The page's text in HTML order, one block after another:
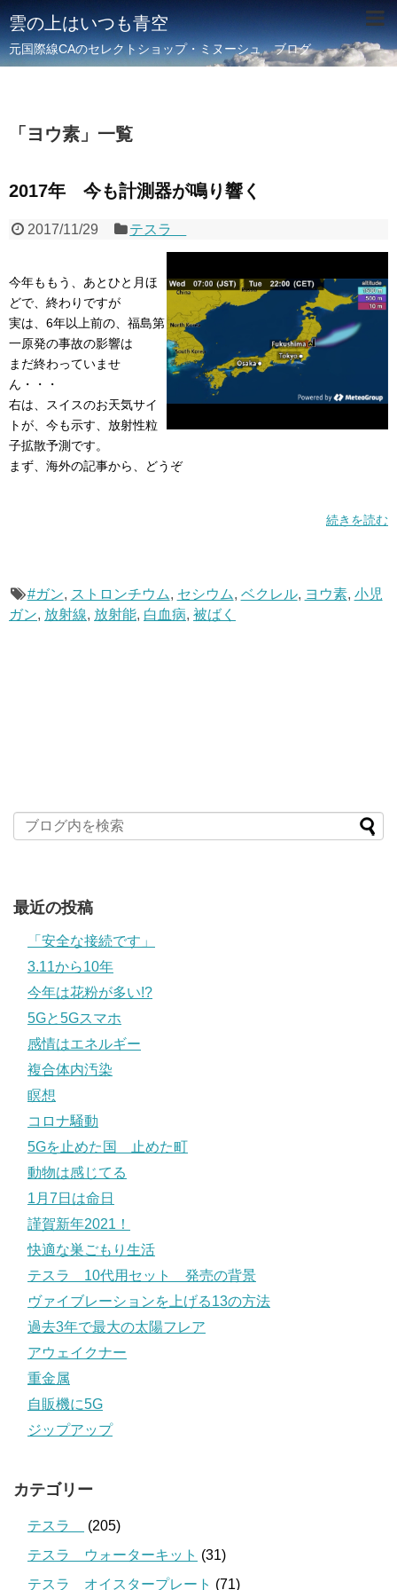
雲の上はいつも青空
元国際線CAのセレクトショップ・ミヌーシュ ブログ
「 ヨウ素 」 一覧
2017年 今も計測器が鳴り響く
2017/11/29 テスラ
今年ももう、あとひと月ほ
どで、終わりですが
実は、6年以上前の、福島第
一原発の事故の影響は
まだ終わっていませ
ん・・・
右は、スイスのお天気サイ
トが、今も示す、放射性粒
子拡散予測です。
まず、海外の記事から、どうぞ
続きを読む
#ガン, ストロンチウム, セシウム, ベクレル, ヨウ素, 小児
ガン, 放射線, 放射能, 白血病, 被ばく
最近の投稿
「安全な接続です」
3.11から10年
今年は花粉が多い!?
5Gと5Gスマホ
感情はエネルギー
複合体内汚染
瞑想
コロナ騒動
5Gを止めた国 止めた町
動物は感じてる
1月7日は命日
謹賀新年2021！
快適な巣ごもり生活
テスラ 10代用セット 発売の背景
ヴァイブレーションを上げる13の方法
過去3年で最大の太陽フレア
アウェイクナー
重金属
自販機に5G
ジップアップ
カテゴリー
テスラ
(205)
テスラ ウォーターキット (31)
テスラ オイスタープレート (71)